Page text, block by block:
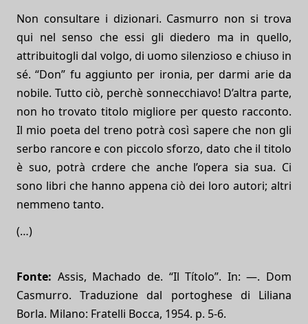
Non consultare i dizionari. Casmurro non si trova
qui nel senso che essi gli diedero ma in quello,
attribuitogli dal volgo, di uomo silenzioso e chiuso in
sé. “Don” fu aggiunto per ironia, per darmi arie da
nobile. Tutto ciò, perchè sonnecchiavo! D’altra parte,
non ho trovato titolo migliore per questo racconto.
Il mio poeta del treno potrà così sapere che non gli
serbo rancore e con piccolo sforzo, dato che il titolo
è suo, potrà crdere che anche l’opera sia sua. Ci
sono libri che hanno appena ciò dei loro autori; altri
nemmeno tanto.
(…)
Fonte: Assis, Machado de. “Il Títolo”. In: —. Dom
Casmurro. Traduzione dal portoghese di Liliana
Borla. Milano: Fratelli Bocca, 1954. p. 5-6.